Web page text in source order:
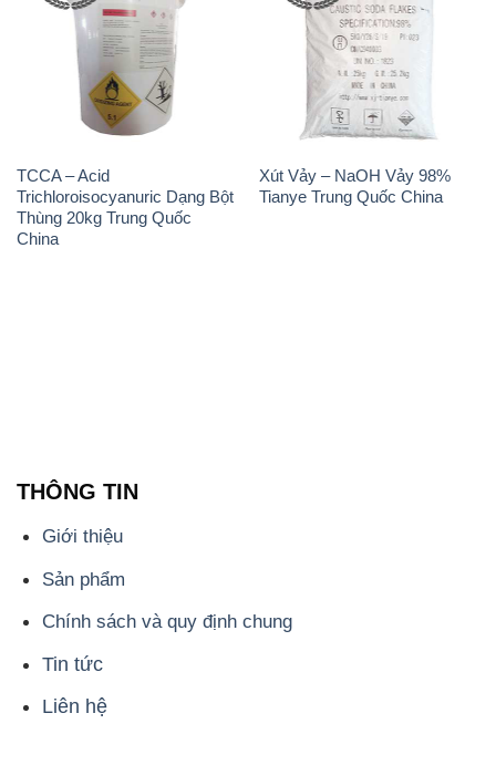
TCCA – Acid
Trichloroisocyanuric Dạng Bột
Thùng 20kg Trung Quốc
China
Xút Vảy – NaOH Vảy 98%
Tianye Trung Quốc China
THÔNG TIN
Giới thiệu
Sản phẩm
Chính sách và quy định chung
Tin tức
Liên hệ